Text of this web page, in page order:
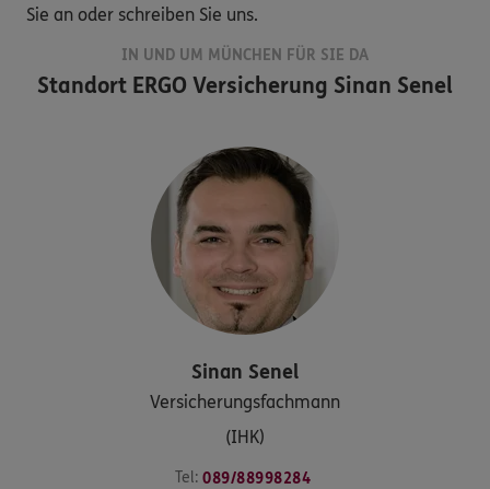
Sie an oder schreiben Sie uns.
IN UND UM MÜNCHEN FÜR SIE DA
Standort ERGO Versicherung Sinan Senel
Sinan Senel
Versicherungsfachmann
(IHK)
Tel: 089/88998284